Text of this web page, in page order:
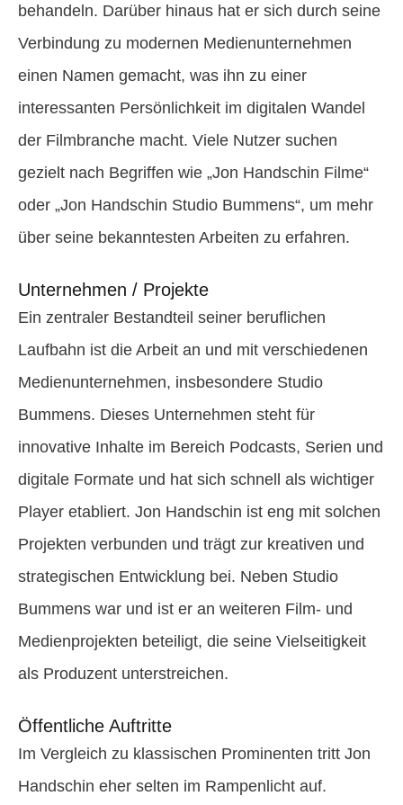
behandeln. Darüber hinaus hat er sich durch seine
Verbindung zu modernen Medienunternehmen
einen Namen gemacht, was ihn zu einer
interessanten Persönlichkeit im digitalen Wandel
der Filmbranche macht. Viele Nutzer suchen
gezielt nach Begriffen wie „Jon Handschin Filme“
oder „Jon Handschin Studio Bummens“, um mehr
über seine bekanntesten Arbeiten zu erfahren.
Unternehmen / Projekte
Ein zentraler Bestandteil seiner beruflichen
Laufbahn ist die Arbeit an und mit verschiedenen
Medienunternehmen, insbesondere Studio
Bummens. Dieses Unternehmen steht für
innovative Inhalte im Bereich Podcasts, Serien und
digitale Formate und hat sich schnell als wichtiger
Player etabliert. Jon Handschin ist eng mit solchen
Projekten verbunden und trägt zur kreativen und
strategischen Entwicklung bei. Neben Studio
Bummens war und ist er an weiteren Film- und
Medienprojekten beteiligt, die seine Vielseitigkeit
als Produzent unterstreichen.
Öffentliche Auftritte
Im Vergleich zu klassischen Prominenten tritt Jon
Handschin eher selten im Rampenlicht auf.